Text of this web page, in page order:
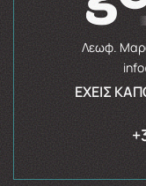
Λεωφ.
ΈΧΕΙΣ